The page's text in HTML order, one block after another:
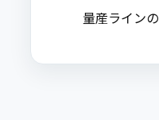
量産ライン